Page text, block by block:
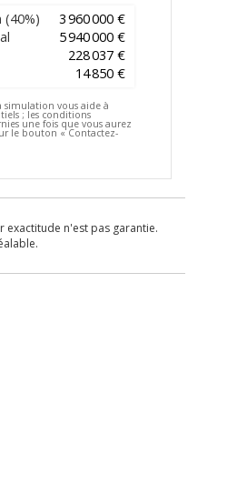
(40%)
3 960 000 €
5 940 000 €
228 037 €
14 850 €
simulation vous aide à
; les conditions
une fois que vous aurez
le bouton « Contactez-
exactitude n'est pas garantie.